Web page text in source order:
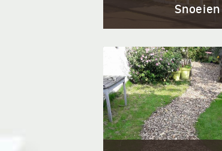
Snoeien